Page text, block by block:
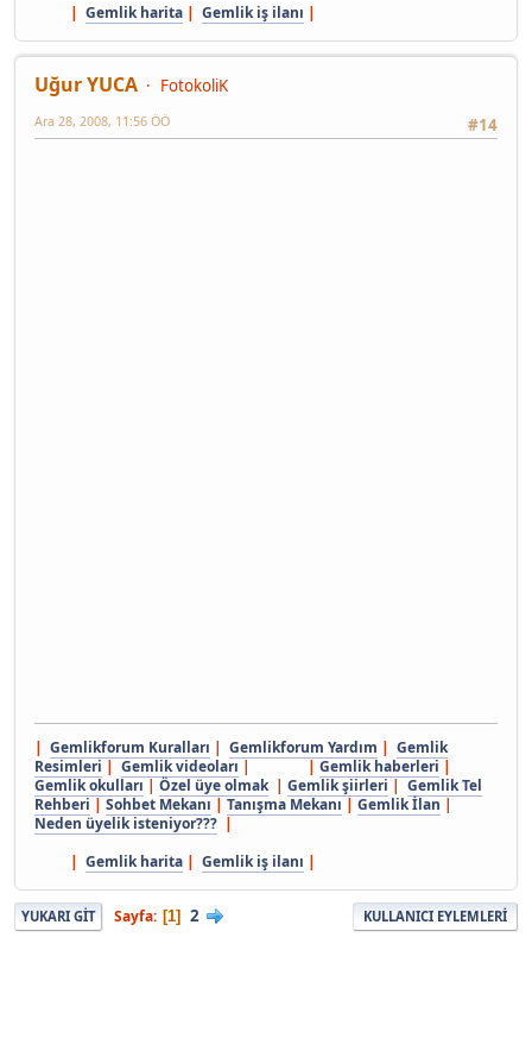
| Gemlik harita | Gemlik iş ilanı |
Uğur YUCA
FotokoliK
#14
Ara 28, 2008, 11:56 ÖÖ
| Gemlikforum Kuralları | Gemlikforum Yardım | Gemlik
Resimleri | Gemlik videoları | | Gemlik haberleri |
Gemlik okulları | Özel üye olmak| Gemlik şiirleri | Gemlik Tel
Rehberi | Sohbet Mekanı | Tanışma Mekanı | Gemlik İlan |
Neden üyelik isteniyor??? |
| Gemlik harita | Gemlik iş ilanı |
YUKARI GIT Sayfa 1 2 KULLANICI EYLEMLERI